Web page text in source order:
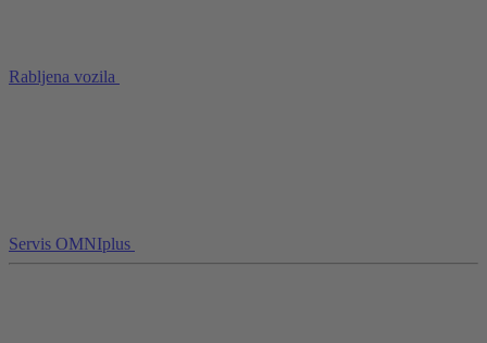
Rabljena vozila
Servis OMNIplus